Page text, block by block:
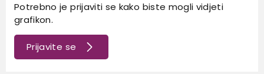
Potrebno je prijaviti se kako biste mogli vidjeti
grafikon.
Prijavite se